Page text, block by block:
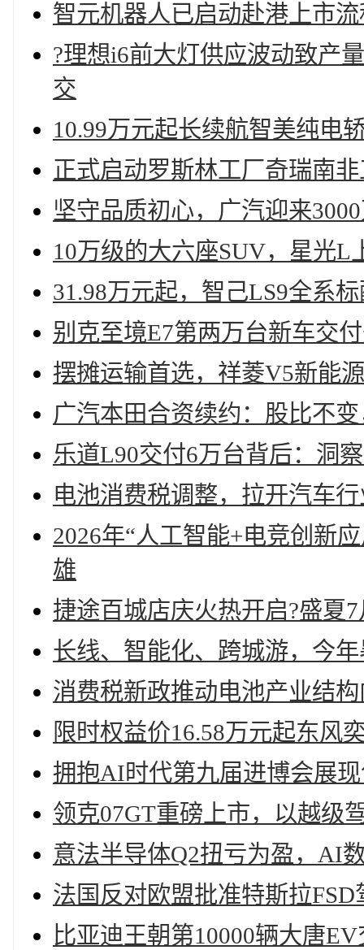
智元机器人已启动赴港上市
?理想i6前大灯供应波动致产
交
10.99万元起长续航智美纯电
正式启动罗斯林工厂奇瑞南
坚守品质初心，广汽迎来
10万级的大六座SUV，星光L
31.98万元起，智己LS9全系
别克至境E7第两万台新车交
摆摊运输首选，祥菱V5新能
广汽本田合资续约：股比不
乐道L90交付6万台背后：洞
电池消费税调整，拉开汽车
2026年“人工智能+电竞创新
雄
捷途百城店庆火热开启?盛夏
长线、智能化、跨城游，今
消费税新政推动电池产业结
限时权益价16.58万元起东风
拥抱AI时代第九届进博会展
领克07GT重磅上市，以越级
意法半导体Q2扭亏为盈，AI
法国反对欧盟批准特斯拉
比亚迪王朝第10000辆大唐